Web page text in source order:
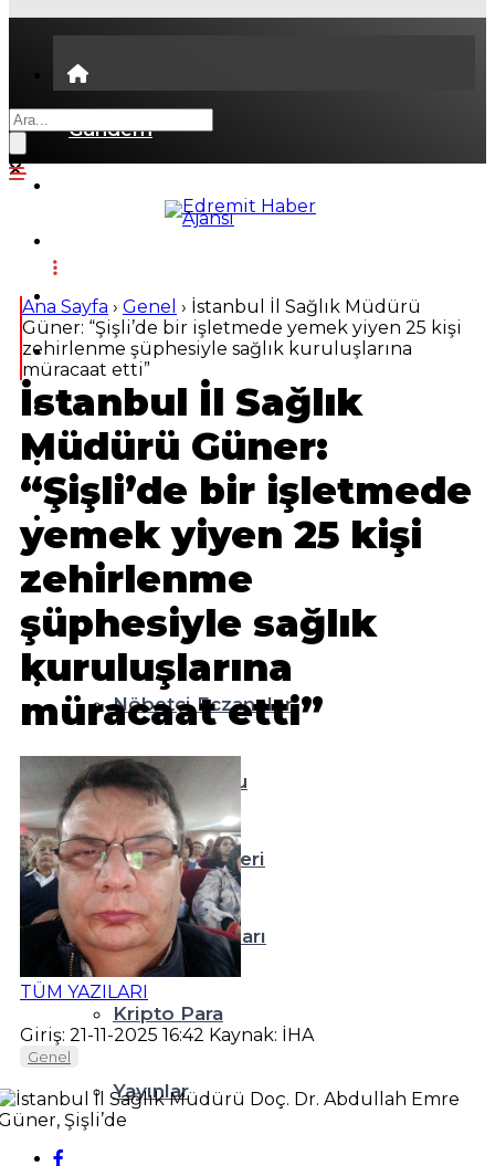
Gündem
Dünya
Spor
Magazin
Sağlık
Teknoloji
Resmi İlanlar
Diğer
Nöbetçi Eczaneler
Hava Durumu
Namaz Vakitleri
Puan Durumları
Kripto Para
Yayınlar
Ana Sayfa › Genel › İstanbul İl Sağlık Müdürü
Güner: “Şişli’de bir işletmede yemek yiyen 25 kişi
zehirlenme şüphesiyle sağlık kuruluşlarına
müracaat etti”
İstanbul İl Sağlık
Müdürü Güner:
“Şişli’de bir işletmede
yemek yiyen 25 kişi
zehirlenme
şüphesiyle sağlık
kuruluşlarına
müracaat etti”
TÜM YAZILARI
Giriş: 21-11-2025 16:42 Kaynak: İHA
Genel